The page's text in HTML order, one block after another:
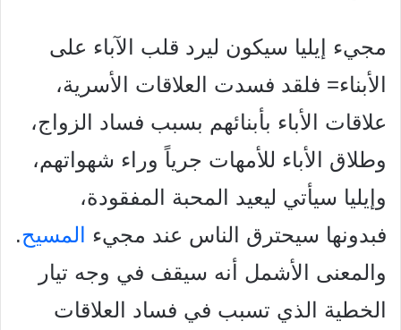
مجيء إيليا سيكون ليرد قلب الآباء على
الأبناء= فلقد فسدت العلاقات الأسرية،
علاقات الأباء بأبنائهم بسبب فساد الزواج،
وطلاق الأباء للأمهات جرياً وراء شهواتهم،
وإيليا سيأتي ليعيد المحبة المفقودة،
فبدونها سيحترق الناس عند مجيء
المسيح.
والمعنى الأشمل أنه سيقف في وجه تيار
الخطية الذي تسبب في فساد العلاقات